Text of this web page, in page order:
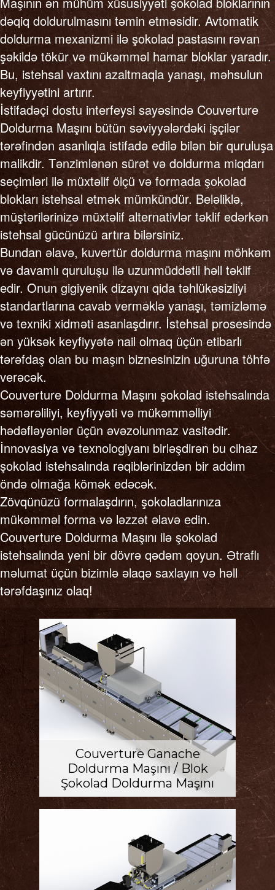
dəqiq doldurulmasını təmin etməsidir. Avtomatik
doldurma mexanizmi ilə şokolad pastasını rəvan
şəkildə tökür və mükəmməl hamar bloklar yaradır.
Bu, istehsal vaxtını azaltmaqla yanaşı, məhsulun
keyfiyyətini artırır.
İstifadəçi dostu interfeysi sayəsində Couverture
Doldurma Maşını bütün səviyyələrdəki işçilər
tərəfindən asanlıqla istifadə edilə bilən bir quruluşa
malikdir. Tənzimlənən sürət və doldurma miqdarı
seçimləri ilə müxtəlif ölçü və formada şokolad
blokları istehsal etmək mümkündür. Beləliklə,
müştərilərinizə müxtəlif alternativlər təklif edərkən
istehsal gücünüzü artıra bilərsiniz.
Bundan əlavə, kuvertür doldurma maşını möhkəm
və davamlı quruluşu ilə uzunmüddətli həll təklif
edir. Onun gigiyenik dizaynı qida təhlükəsizliyi
standartlarına cavab verməklə yanaşı, təmizləmə
və texniki xidməti asanlaşdırır. İstehsal prosesində
ən yüksək keyfiyyətə nail olmaq üçün etibarlı
tərəfdaş olan bu maşın biznesinizin uğuruna töhfə
verəcək.
Couverture Doldurma Maşını şokolad istehsalında
səmərəliliyi, keyfiyyəti və mükəmməlliyi
hədəfləyənlər üçün əvəzolunmaz vasitədir.
İnnovasiya və texnologiyanı birləşdirən bu cihaz
şokolad istehsalında rəqiblərinizdən bir addım
öndə olmağa kömək edəcək.
Zövqünüzü formalaşdırın, şokoladlarınıza
mükəmməl forma və ləzzət əlavə edin.
Couverture Doldurma Maşını ilə şokolad
istehsalında yeni bir dövrə qədəm qoyun. Ətraflı
məlumat üçün bizimlə əlaqə saxlayın və həll
tərəfdaşınız olaq!
Couverture Ganache
Doldurma Maşını / Blok
Şokolad Doldurma Maşını